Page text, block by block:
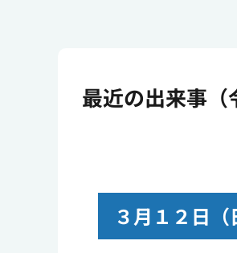
最近の出来事（
３月１２日